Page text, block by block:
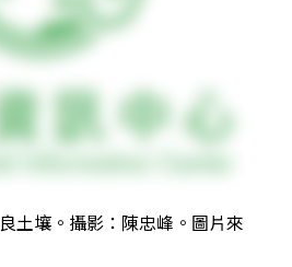
土壤。攝影：陳忠峰。圖片來